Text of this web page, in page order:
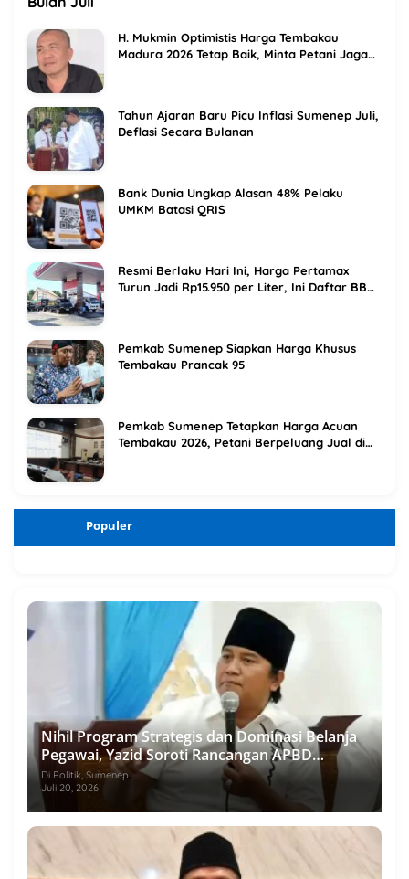
H. Mukmin Optimistis Harga Tembakau
Madura 2026 Tetap Baik, Minta Petani Jaga
Tahun Ajaran Baru Picu Inflasi Sumenep Juli,
Deflasi Secara Bulanan
Bank Dunia Ungkap Alasan 48% Pelaku
UMKM Batasi QRIS
Resmi Berlaku Hari Ini, Harga Pertamax
Turun Jadi Rp15.950 per Liter, Ini Daftar BBM
Pemkab Sumenep Siapkan Harga Khusus
Tembakau Prancak 95
Pemkab Sumenep Tetapkan Harga Acuan
Tembakau 2026, Petani Berpeluang Jual di
Populer
Nihil Program Strategis dan Dominasi Belanja
Pegawai, Yazid Soroti Rancangan APBD
Sumenep 2027
Di Politik, Sumenep
Juli 20, 2026